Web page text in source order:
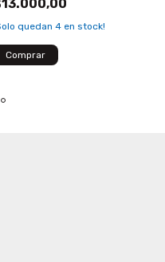
quedan 4 en stock!